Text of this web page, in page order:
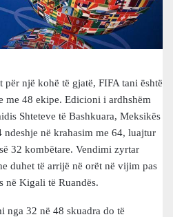
për një kohë të gjatë, FIFA tani është
me 48 ekipe. Edicioni i ardhshëm
Shteteve të Bashkuara, Meksikës
ndeshje në krahasim me 64, luajtur
32 kombëtare. Vendimi zyrtar
duhet të arrijë në orët në vijim pas
në Kigali të Ruandës.
nga 32 në 48 skuadra do të